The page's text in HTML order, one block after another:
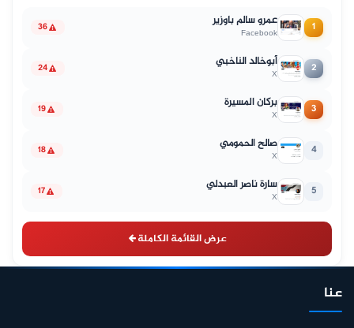
1 عمرو سالم باوزير
Facebook
36
2 أبوخالد الناخبي
X
24
3 بركان المسيرة
X
19
4 صالح الحمومي
X
18
5 سارة ناصر العبدلي
X
17
عرض القائمة الكاملة
عنا